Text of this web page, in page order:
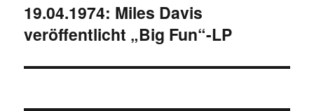
Nächster
Beitrag:
19.04.1974: Miles Davis
veröffentlicht „Big Fun“-LP